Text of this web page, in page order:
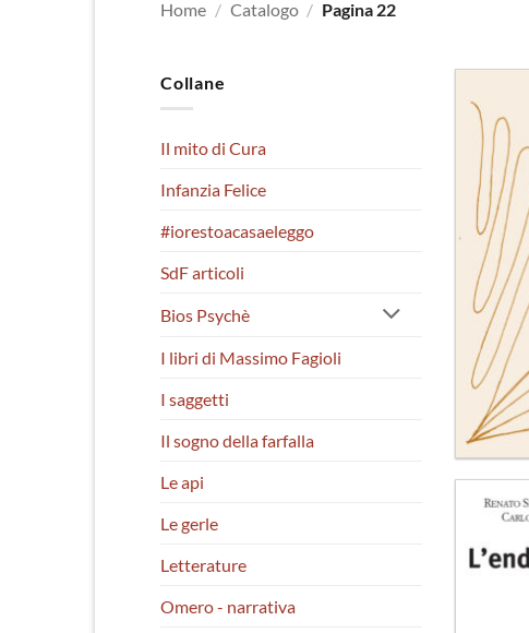
Home / Catalogo / Pagina 22
Collane
Il mito di Cura
Infanzia Felice
#iorestoacasaeleggo
SdF articoli
Bios Psychè
I libri di Massimo Fagioli
I saggetti
Il sogno della farfalla
Le api
Le gerle
Letterature
Omero - narrativa